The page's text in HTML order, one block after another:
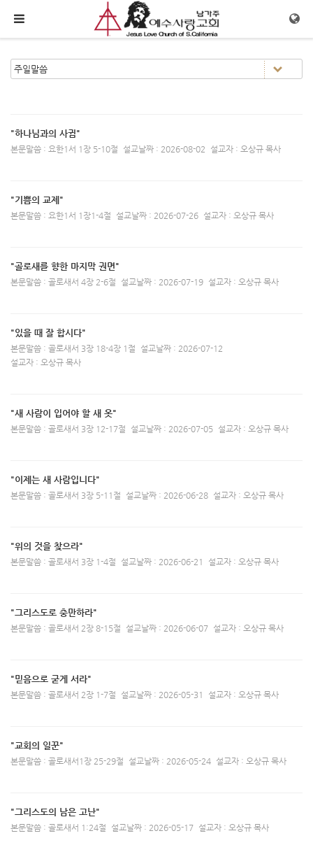
메뉴 건너뛰기
"하나님과의 사귐"
본문말씀 : 요한1서 1장 5-10절 설교날짜 : 2026-08-02 설교자 : 오상규 목사
"기쁨의 교제"
본문말씀 : 요한1서 1장1-4절 설교날짜 : 2026-07-26 설교자 : 오상규 목사
"골로새를 향한 마지막 권면"
본문말씀 : 골로새서 4장 2-6절 설교날짜 : 2026-07-19 설교자 : 오상규 목사
"있을 때 잘 합시다"
본문말씀 : 골로새서 3장 18-4장 1절
설교날짜 : 2026-07-12
설교자 : 오상규 목사
"새 사람이 입어야 할 새 옷"
본문말씀 : 골로새서 3장 12-17절 설교날짜 : 2026-07-05 설교자 : 오상규 목사
"이제는 새 사람입니다"
본문말씀 : 골로새서 3장 5-11절 설교날짜 : 2026-06-28 설교자 : 오상규 목사
"위의 것을 찾으라"
본문말씀 : 골로새서 3장 1-4절 설교날짜 : 2026-06-21 설교자 : 오상규 목사
"그리스도로 충만하라"
본문말씀 : 골로새서 2장 8-15절 설교날짜 : 2026-06-07 설교자 : 오상규 목사
"믿음으로 굳게 서라"
본문말씀 : 골로새서 2장 1-7절 설교날짜 : 2026-05-31 설교자 : 오상규 목사
"교회의 일꾼"
본문말씀 : 골로새서1장 25-29절 설교날짜 : 2026-05-24 설교자 : 오상규 목사
"그리스도의 남은 고난"
본문말씀 : 골로새서 1:24절 설교날짜 : 2026-05-17 설교자 : 오상규 목사